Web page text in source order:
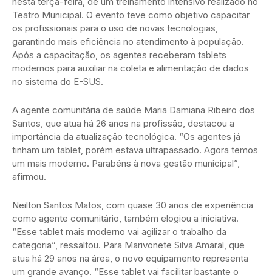
Teatro Municipal. O evento teve como objetivo capacitar
os profissionais para o uso de novas tecnologias,
garantindo mais eficiência no atendimento à população.
Após a capacitação, os agentes receberam tablets
modernos para auxiliar na coleta e alimentação de dados
no sistema do E-SUS.
A agente comunitária de saúde Maria Damiana Ribeiro dos
Santos, que atua há 26 anos na profissão, destacou a
importância da atualização tecnológica. “Os agentes já
tinham um tablet, porém estava ultrapassado. Agora temos
um mais moderno. Parabéns à nova gestão municipal”,
afirmou.
Neilton Santos Matos, com quase 30 anos de experiência
como agente comunitário, também elogiou a iniciativa.
“Esse tablet mais moderno vai agilizar o trabalho da
categoria”, ressaltou. Para Marivonete Silva Amaral, que
atua há 29 anos na área, o novo equipamento representa
um grande avanço. “Esse tablet vai facilitar bastante o